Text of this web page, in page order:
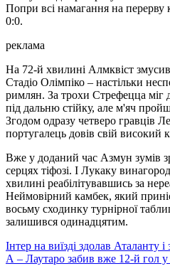
Попри всі намагання на перерву
0:0.
реклама
На 72-й хвилині Алмквіст
Стадіо Олімпіко – настільки
римлян. За трохи Стрефецца міг
під дальню стійку, але м'яч
Згодом одразу четверо гравців
португалець довів свій високий
Вже у доданий час Азмун зумів
серцях тіфозі. І Лукаку
хвилині реабілітувавшись за
Неймовірний камбек, який
восьму сходинку турнірної
залишився одинадцятим.
Інтер на виїзді здолав Аталанту
А – Лаутаро забив вже 12-й гол у